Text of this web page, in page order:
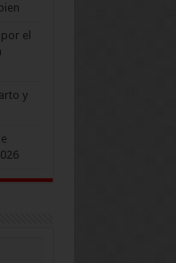
el
y